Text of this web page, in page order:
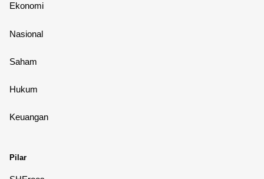
Ekonomi
Nasional
Saham
Hukum
Keuangan
Pilar